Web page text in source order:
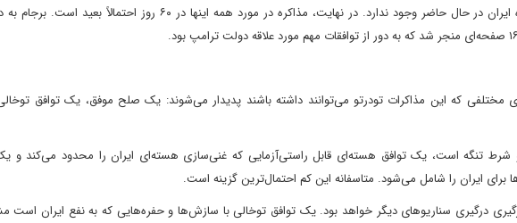
مورد ۴۰۵ پوند اورانیوم ۲۰ درصدی غنی شده ایران در حال حاضر وجود ندارد. در نهایت، مذاکره در مورد همه اینها در ۶۰ روز
مختلفی که این مذاکرات تودرتو می‌توانند داشته باشند پدیدار می‌شوند: یک صلح موفق، یک توافق
و شرط تنگه است، یک توافق هسته‌ای قابل راستی‌آزمایی که غنی‌سازی هسته‌ای ایران را محدود می‌کند و
ایران را شامل می‌شود. متاسفانه این کم احتمال‌ترین گزینه است.
درگیری سناریوهای دیگر خواهد بود. یک توافق توخالی با سازش‌ها و حفره‌هایی که به نفع ایران